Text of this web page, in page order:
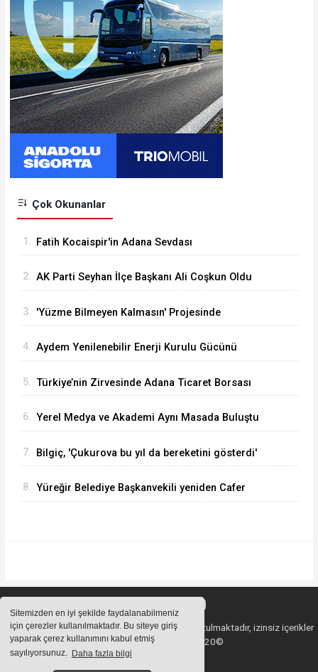
Sitemizden en iyi şekilde faydalanabilmeniz
için çerezler kullanılmaktadır. Bu siteye giriş
yaparak çerez kullanımını kabul etmiş
sayılıyorsunuz. Daha fazla bilgi
Çok Okunanlar
1. Fatih Kocaispir'in Adana Sevdası
2. AK Parti Seyhan İlçe Başkanı Ali Coşkun Oldu
3. 'Yüzme Bilmeyen Kalmasın' Projesinde
4. Aydem Yenilenebilir Enerji Kurulu Gücünü
5. Türkiye’nin Zirvesinde Adana Ticaret Borsası
6. Yerel Medya ve Akademi Aynı Masada Buluştu
7. Bilgiç, 'Çukurova bu yıl da bereketini gösterdi'
8. Yüreğir Belediye Başkanvekili yeniden Cafer
Sitemizde bulunan içeriklerin tüm hakları saklı tutulmaktadır, izinsiz içerikler
kullanılamaz. Copyright 2020©